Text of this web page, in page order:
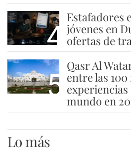
4
Estafadores
jóvenes en
ofertas de
5
Qasr Al
entre las
experiencias
mundo en
Lo más